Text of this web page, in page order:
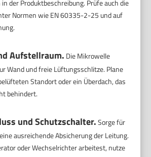
der Produktbeschreibung. Prüfe auch die
Normen wie EN 60335-2-25 und auf
Aufstellraum. Die Mikrowelle
Wand und freie Lüftungsschlitze. Plane
Standort oder ein Überdach, das
behindert.
und Schutzschalter.Sorge für
ausreichende Absicherung der Leitung.
oder Wechselrichter arbeitest, nutze